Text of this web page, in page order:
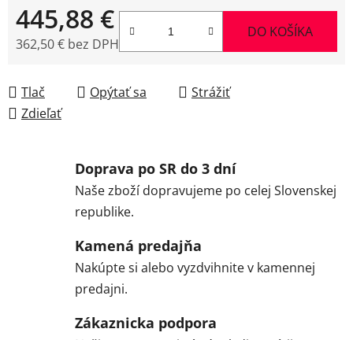
445,88 €
362,50 € bez DPH
DO KOŠÍKA
Tlač Opýtať sa
Strážiť
Zdieľať
Doprava po SR do 3 dní
Naše zboží dopravujeme po celej Slovenskej
republike.
Kamená predajňa
Nakúpte si alebo vyzdvihnite v kamennej
predajni.
Zákaznicka podpora